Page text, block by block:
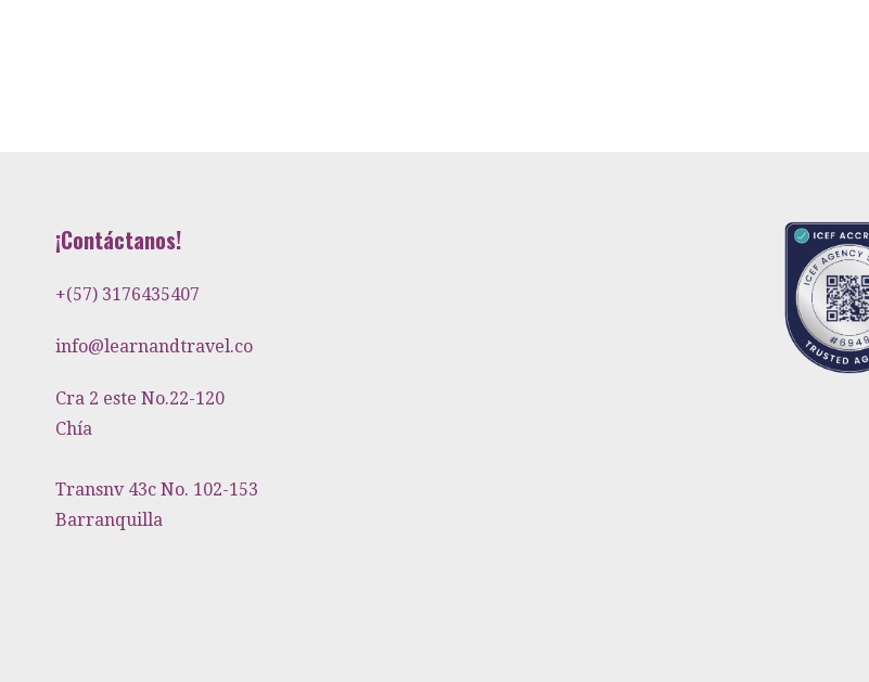
¡Contáctanos!
+(57) 3176435407
info@learnandtravel.co
Cra 2 este No.22-120
Chía
Transnv 43c No. 102-153
Barranquilla